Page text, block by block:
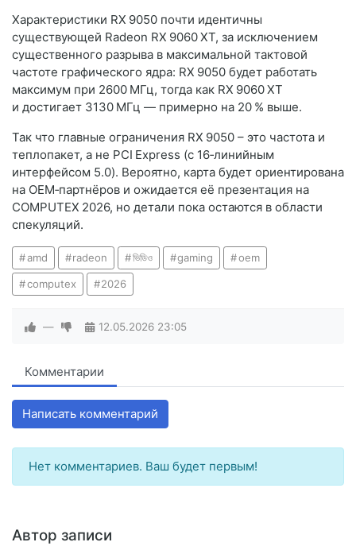
Характеристики RX 9050 почти идентичны
существующей Radeon RX 9060 XT, за исключением
существенного разрыва в максимальной тактовой
частоте графического ядра: RX 9050 будет работать
максимум при 2600 МГц, тогда как RX 9060 XT
и достигает 3130 МГц — примерно на 20 % выше.
Так что главные ограничения RX 9050 – это частота и
теплопакет, а не PCI Express (с 16‑линийным
интерфейсом 5.0). Вероятно, карта будет ориентирована
на OEM‑партнёров и ожидается её презентация на
COMPUTEX 2026, но детали пока остаются в области
спекуляций.
amd radeon ভিডিও gaming oem
computex 2026
— 12.05.2026 23:05
Комментарии
Написать комментарий
Нет комментариев. Ваш будет первым!
Автор записи